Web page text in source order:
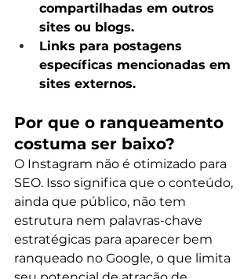
compartilhadas em outros
sites ou blogs.
Links para postagens
específicas mencionadas em
sites externos.
Por que o ranqueamento
costuma ser baixo?
O Instagram não é otimizado para
SEO. Isso significa que o conteúdo,
ainda que público, não tem
estrutura nem palavras-chave
estratégicas para aparecer bem
ranqueado no Google, o que limita